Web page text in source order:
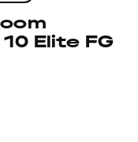
Elite FG